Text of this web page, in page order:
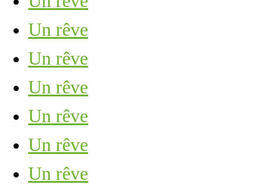
Un rêve
Un rêve
Un rêve
Un rêve
Un rêve
Un rêve